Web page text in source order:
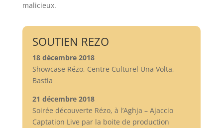
malicieux.
SOUTIEN REZO
18 décembre 2018
Showcase Rézo, Centre Culturel Una Volta,
Bastia
21 décembre 2018
Soirée découverte Rézo, à l’Aghja – Ajaccio
Captation Live par la boite de production